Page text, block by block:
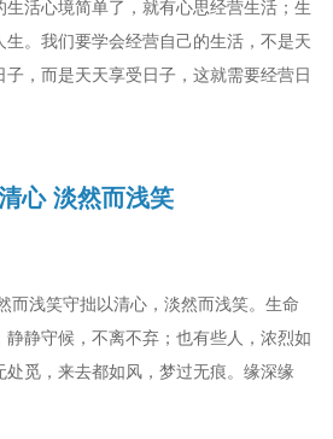
活心境简单了，就有心思经营生活；生
。我们要学会经营自己的生活，不是天
，而是天天享受日子，这就需要经营日
心 淡然而浅笑
而浅笑守拙以清心，淡然而浅笑。生命
静守候，不离不弃；也有些人，浓烈如
觅，来去都如风，梦过无痕。缘深缘